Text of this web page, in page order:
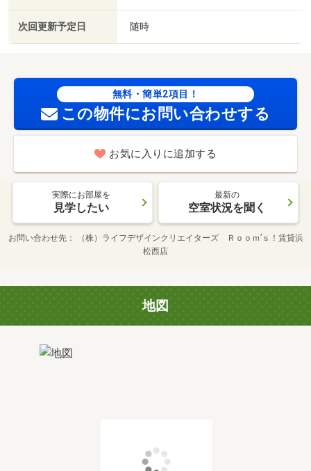
次回更新予定日 随時
無料・簡単2項目！
この物件にお問い合わせする
お気に入りに追加する
実際にお部屋を
見学したい
最新の
空室状況を聞く
お問い合わせ先
（株）ライフデザインクリエイターズ Ｒｏｏｍ’ｓ！賃貸浜
松西店
地図